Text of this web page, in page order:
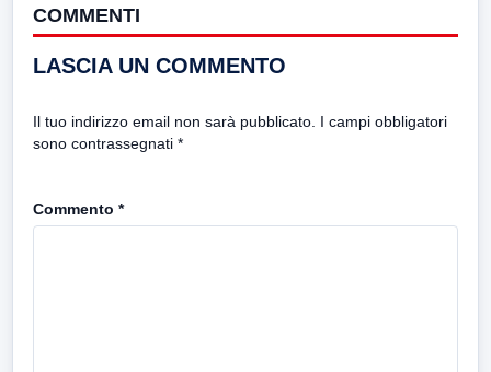
COMMENTI
LASCIA UN COMMENTO
Il tuo indirizzo email non sarà pubblicato. I campi obbligatori
sono contrassegnati *
Commento *